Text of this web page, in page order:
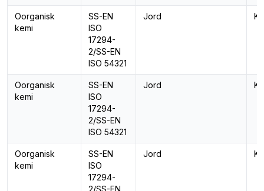
Oorganisk
kemi
SS-EN
ISO
17294-
2/SS-EN
ISO 54321
Jord
Oorganisk
kemi
SS-EN
ISO
17294-
2/SS-EN
ISO 54321
Jord
Oorganisk
kemi
SS-EN
ISO
17294-
2/SS-EN
Jord